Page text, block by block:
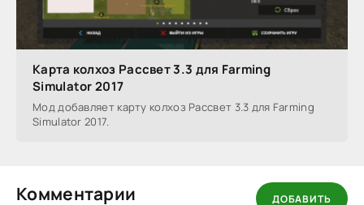
Карта колхоз Рассвет 3.3 для Farming
Simulator 2017
Мод добавляет карту колхоз Рассвет 3.3 для Farming
Simulator 2017.
Комментарии ДОБАВИТЬ